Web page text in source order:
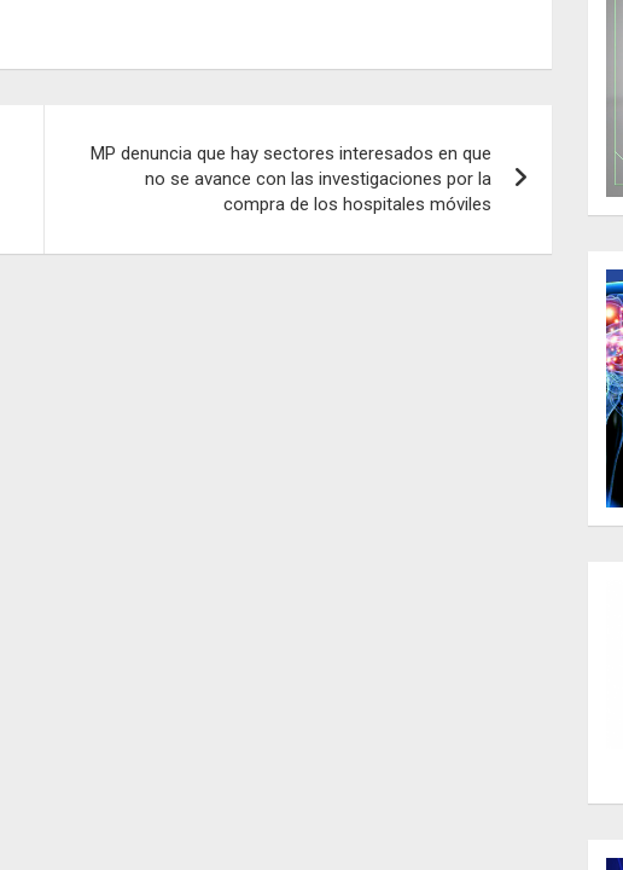
MP denuncia que hay sectores interesados en que
no se avance con las investigaciones por la
compra de los hospitales móviles